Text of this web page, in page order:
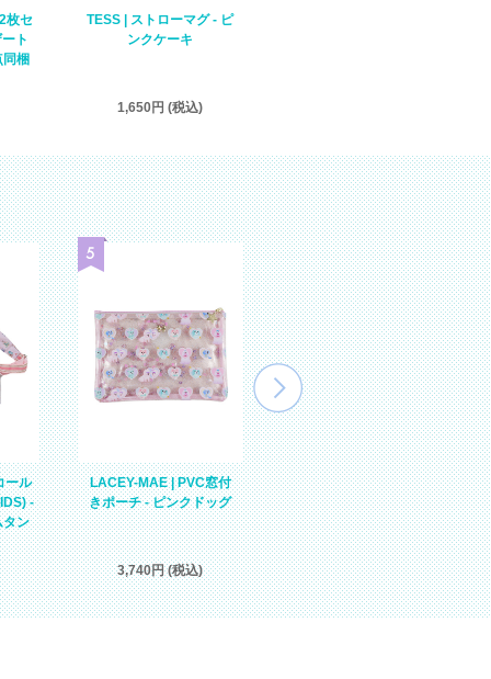
枚セ
ト
梱
TESS | ストローマグ - ピ
ンクケーキ
1,650円 (税込)
ール
-
タン
LACEY-MAE | PVC窓付
きポーチ - ピンクドッグ
3,740円 (税込)
【予約品・9月末頃入荷予
定】DONNA | PVCペンケ
ース - シュガーピンクチ
ムタン
3,080円 (税込)